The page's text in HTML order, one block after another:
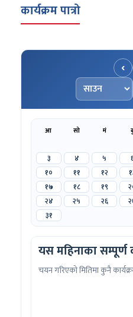
कार्यक्रम पात्रो
‹
आ सो मं
३
४ ५
१०
११ १२
१७
१८ १९
२४
२५ २६
३१
यस महिनाका सम्पूर्ण
चयन गरिएको मितिमा कुनै